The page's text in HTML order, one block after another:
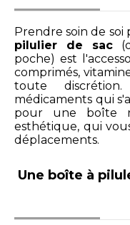
Prendre soin de soi
pilulier de sac
poche) est
comprimés,
toute
médicaments qui
pour une boîte
esthétique, qui
déplacements.
Une boîte à